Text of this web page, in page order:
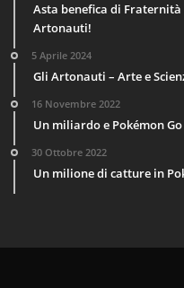
Asta benefica di
Artonauti!
5 Aprile 2024
Gli Artonauti – Arte e
16 Novembre 2022
Un miliardo e Pokémon Go
30 Ottobre 2022
Un milione di catture in